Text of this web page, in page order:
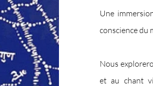
Une
conscience du
Nous
et au chant